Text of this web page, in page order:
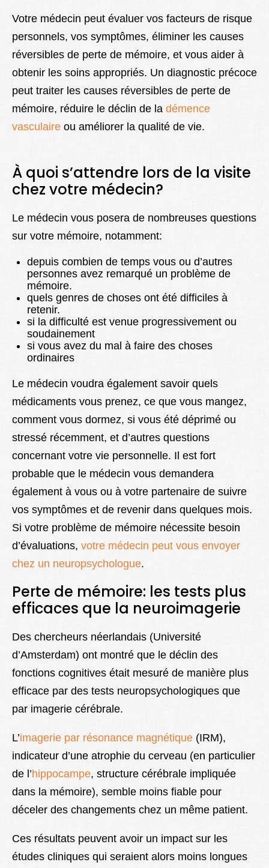
Votre médecin peut évaluer vos facteurs de risque
personnels, vos symptômes, éliminer les causes
réversibles de perte de mémoire, et vous aider à
obtenir les soins appropriés. Un diagnostic précoce
peut traiter les causes réversibles de perte de
mémoire, réduire le déclin de la démence
vasculaire ou améliorer la qualité de vie.
À quoi s’attendre lors de la visite
chez votre médecin?
Le médecin vous posera de nombreuses questions
sur votre mémoire, notamment:
depuis combien de temps vous ou d’autres
personnes avez remarqué un problème de
mémoire.
quels genres de choses ont été difficiles à
retenir.
si la difficulté est venue progressivement ou
soudainement
si vous avez du mal à faire des choses
ordinaires
Le médecin voudra également savoir quels
médicaments vous prenez, ce que vous mangez,
comment vous dormez, si vous été déprimé ou
stressé récemment, et d’autres questions
concernant votre vie personnelle. Il est fort
probable que le médecin vous demandera
également à vous ou à votre partenaire de suivre
vos symptômes et de revenir dans quelques mois.
Si votre problème de mémoire nécessite besoin
d’évaluations, votre médecin peut vous envoyer
chez un neuropsychologue.
Perte de mémoire: les tests plus
efficaces que la neuroimagerie
Des chercheurs néerlandais (Université
d’Amsterdam) ont montré que le déclin des
fonctions cognitives était mesuré de manière plus
efficace par des tests neuropsychologiques que
par imagerie cérébrale.
L’imagerie par résonance magnétique (IRM),
indicateur d’une atrophie du cerveau (en particulier
de l’hippocampe, structure cérébrale impliquée
dans la mémoire), semble moins fiable pour
déceler des changements chez un même patient.
Ces résultats peuvent avoir un impact sur les
études cliniques qui seraient alors moins longues